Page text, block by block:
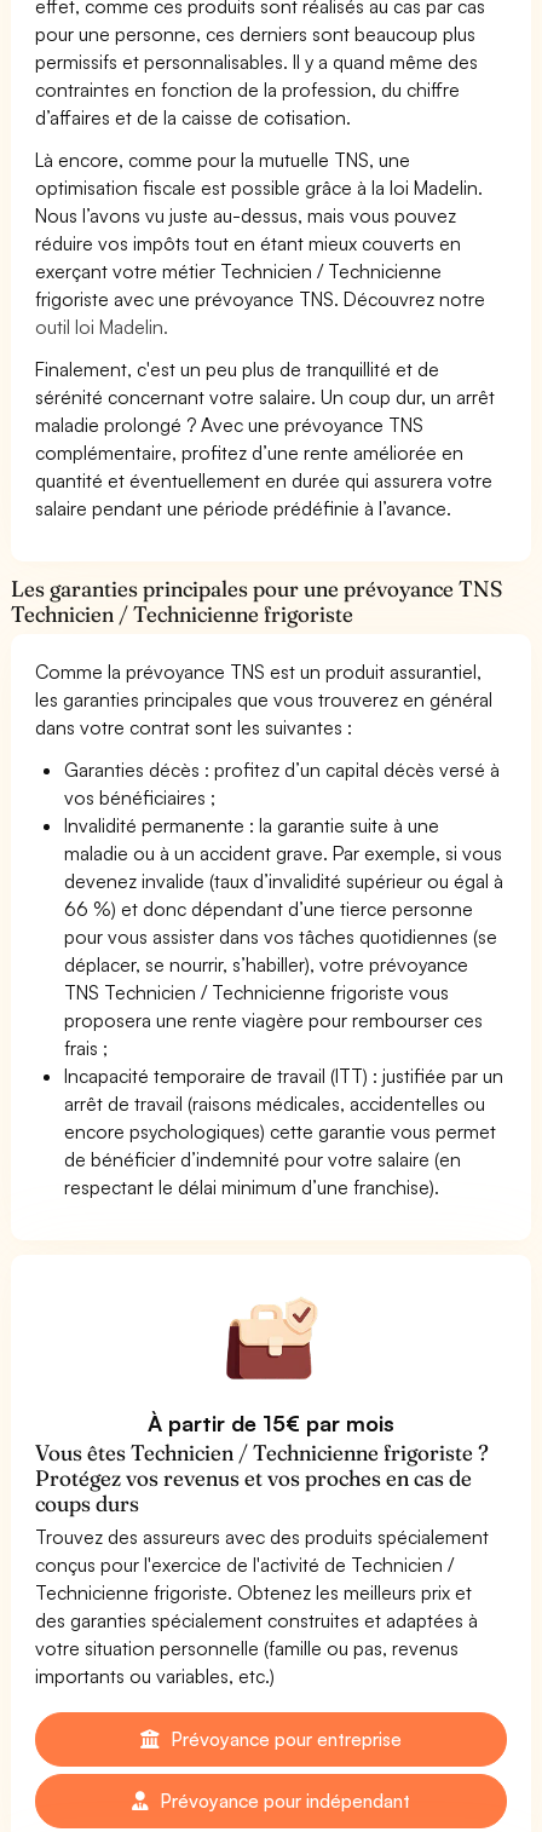
effet, comme ces produits sont réalisés au cas par cas
pour une personne, ces derniers sont beaucoup plus
permissifs et personnalisables. Il y a quand même des
contraintes en fonction de la profession, du chiffre
d’affaires et de la caisse de cotisation.
Là encore, comme pour la mutuelle TNS, une
optimisation fiscale est possible grâce à la loi Madelin.
Nous l’avons vu juste au-dessus, mais vous pouvez
réduire vos impôts tout en étant mieux couverts en
exerçant votre métier Technicien / Technicienne
frigoriste avec une prévoyance TNS. Découvrez notre
outil loi Madelin.
Finalement, c'est un peu plus de tranquillité et de
sérénité concernant votre salaire. Un coup dur, un arrêt
maladie prolongé ? Avec une prévoyance TNS
complémentaire, profitez d’une rente améliorée en
quantité et éventuellement en durée qui assurera votre
salaire pendant une période prédéfinie à l’avance.
Les garanties principales pour une prévoyance TNS
Technicien / Technicienne frigoriste
Comme la prévoyance TNS est un produit assurantiel,
les garanties principales que vous trouverez en général
dans votre contrat sont les suivantes :
Garanties décès : profitez d’un capital décès versé à
vos bénéficiaires ;
Invalidité permanente : la garantie suite à une
maladie ou à un accident grave. Par exemple, si vous
devenez invalide (taux d’invalidité supérieur ou égal à
66 %) et donc dépendant d’une tierce personne
pour vous assister dans vos tâches quotidiennes (se
déplacer, se nourrir, s’habiller), votre prévoyance
TNS Technicien / Technicienne frigoriste vous
proposera une rente viagère pour rembourser ces
frais ;
Incapacité temporaire de travail (ITT) : justifiée par un
arrêt de travail (raisons médicales, accidentelles ou
encore psychologiques) cette garantie vous permet
de bénéficier d’indemnité pour votre salaire (en
respectant le délai minimum d’une franchise).
À partir de 15€ par mois
Vous êtes Technicien / Technicienne frigoriste ?
Protégez vos revenus et vos proches en cas de
coups durs
Trouvez des assureurs avec des produits spécialement
conçus pour l'exercice de l'activité de Technicien /
Technicienne frigoriste. Obtenez les meilleurs prix et
des garanties spécialement construites et adaptées à
votre situation personnelle (famille ou pas, revenus
importants ou variables, etc.)
Prévoyance pour entreprise
Prévoyance pour indépendant